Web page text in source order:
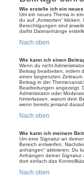
Wie erstelle ich ein
Um ein neues Thema in
du auf „Antworten“
Berechtigungen sind
darfst Dateianhänge
Nach oben
Wie kann ich einen
Wenn du nicht
Beitrag bearbeiten, indem
einen begrenzten
Beitrag in der
Bearbeitungen angezeigt.
Administrator oder
hinterlassen, warum dein
wenn bereits jemand
Nach oben
Wie kann ich meinem
Um eine Signatur an
Bereich entwerfen.
anhängen“ aktivieren. Du
Anhängen deiner Signatur
dort einfach das
Nach oben